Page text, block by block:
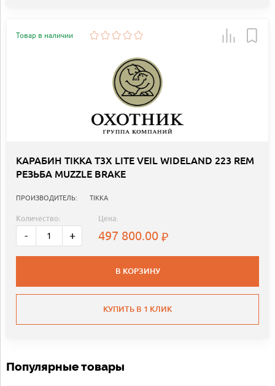
Товар в наличии
КАРАБИН TIKKA T3X LITE VEIL WIDELAND 223 REM
РЕЗЬБА MUZZLE BRAKE
ПРОИЗВОДИТЕЛЬ: TIKKA
Количество:
- +
Цена:
497 800.00
В КОРЗИНУ
КУПИТЬ В 1 КЛИК
Популярные товары